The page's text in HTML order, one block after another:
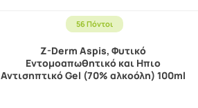
56 Πόντοι
Z-Derm Aspis, Φυτικό
Εντομοαπωθητικό και Ηπιο
Αντισηπτικό Gel (70% αλκοόλη) 100ml